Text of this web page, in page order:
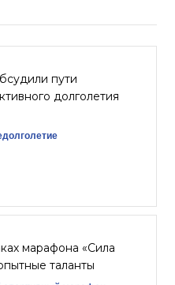
пути
долголетия
марафона «Сила
таланты